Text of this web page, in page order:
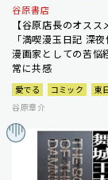
谷原書店
【谷原店長のオスス
「満喫漫玉日記 深
漫画家としての苦悩
常に共感
愛でる コミック
東
谷原章介